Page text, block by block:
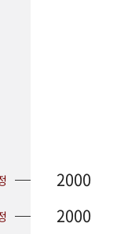
2000
2000